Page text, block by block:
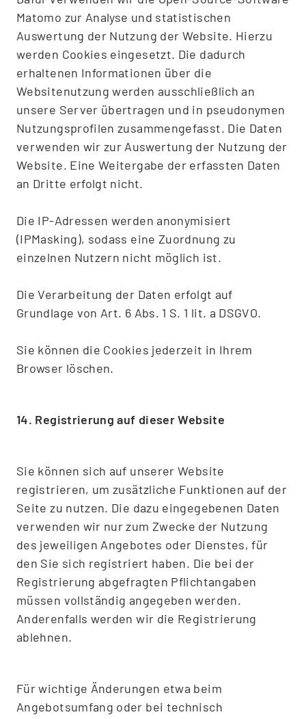
Matomo zur Analyse und statistischen
Auswertung der Nutzung der Website. Hierzu
werden Cookies eingesetzt. Die dadurch
erhaltenen Informationen über die
Websitenutzung werden ausschließlich an
unsere Server übertragen und in pseudonymen
Nutzungsprofilen zusammengefasst. Die Daten
verwenden wir zur Auswertung der Nutzung der
Website. Eine Weitergabe der erfassten Daten
an Dritte erfolgt nicht.
Die IP-Adressen werden anonymisiert
(IPMasking), sodass eine Zuordnung zu
einzelnen Nutzern nicht möglich ist.
Die Verarbeitung der Daten erfolgt auf
Grundlage von Art. 6 Abs. 1 S. 1 lit. a DSGVO.
Sie können die Cookies jederzeit in Ihrem
Browser löschen.
14. Registrierung auf dieser Website
Sie können sich auf unserer Website
registrieren, um zusätzliche Funktionen auf der
Seite zu nutzen. Die dazu eingegebenen Daten
verwenden wir nur zum Zwecke der Nutzung
des jeweiligen Angebotes oder Dienstes, für
den Sie sich registriert haben. Die bei der
Registrierung abgefragten Pflichtangaben
müssen vollständig angegeben werden.
Anderenfalls werden wir die Registrierung
ablehnen.
Für wichtige Änderungen etwa beim
Angebotsumfang oder bei technisch